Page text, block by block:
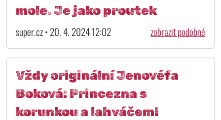
mole. Je jako proutek
super.cz • 20. 4. 2024 12:02 zobrazit podobné
Vždy originální Jenovéfa
Boková: Princezna s
korunkou a lahváčem!